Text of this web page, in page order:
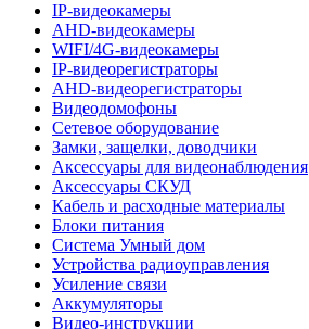
IP-видеокамеры
AHD-видеокамеры
WIFI/4G-видеокамеры
IP-видеорегистраторы
AHD-видеорегистраторы
Видеодомофоны
Сетевое оборудование
Замки, защелки, доводчики
Аксессуары для видеонаблюдения
Аксессуары СКУД
Кабель и расходные материалы
Блоки питания
Система Умный дом
Устройства радиоуправления
Усиление связи
Аккумуляторы
Видео-инструкции